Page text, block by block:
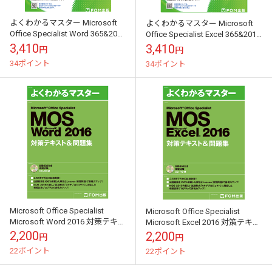
よくわかるマスター Microsoft
Office Specialist Word 365&2019
Expert 対策テキスト...
3,410円
34ポイント
よくわかるマスター Microsoft
Office Specialist Excel 365&2019
Expert 対策テキス...
3,410円
34ポイント
Microsoft Office Specialist
Microsoft Word 2016 対策テキス
ト& 問題集
2,200円
22ポイント
Microsoft Office Specialist
Microsoft Excel 2016 対策テキス
ト& 問題集
2,200円
22ポイント